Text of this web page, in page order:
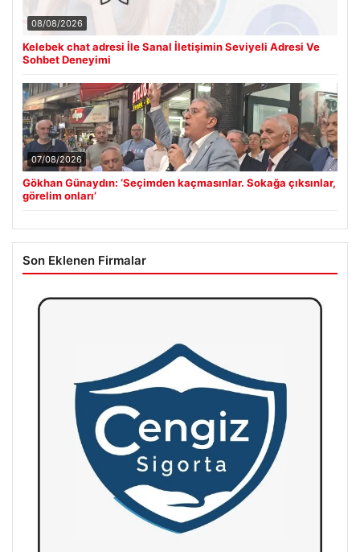
08/08/2026
Kelebek chat adresi İle Sanal İletişimin Seviyeli Adresi Ve
Sohbet Deneyimi
07/08/2026
Gökhan Günaydın: ‘Seçimden kaçmasınlar. Sokağa çıksınlar,
görelim onları’
Son Eklenen Firmalar